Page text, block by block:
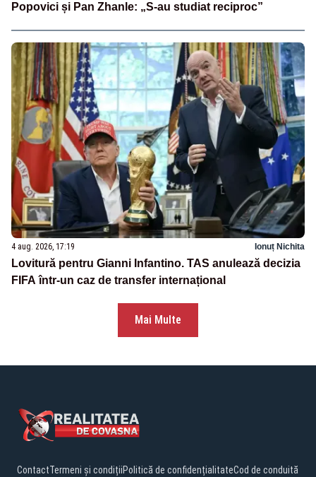
Popovici și Pan Zhanle: „S-au studiat reciproc”
4 aug. 2026, 17:19 Ionuț Nichita
Lovitură pentru Gianni Infantino. TAS anulează decizia
FIFA într-un caz de transfer internațional
Mai Multe
ContactTermeni și condițiiPolitică de confidențialitateCod de conduită